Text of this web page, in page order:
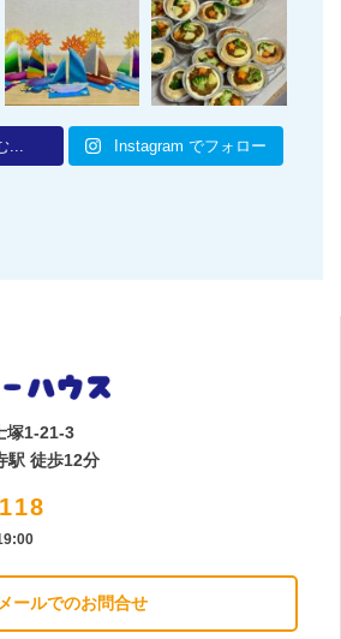
... Instagram でフォロー
塚1-21-3
駅 徒歩12分
メールでのお問合せ